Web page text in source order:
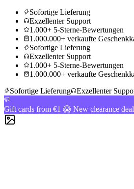
Sofortige Lieferung
Exzellenter Support
1.000+ 5-Sterne-Bewertungen
1.000.000+ verkaufte
Sofortige Lieferung
Exzellenter Support
1.000+ 5-Sterne-Bewertungen
1.000.000+ verkaufte
Sofortige Lieferung
Exzellenter
Gift cards from €1 😱 New clearance